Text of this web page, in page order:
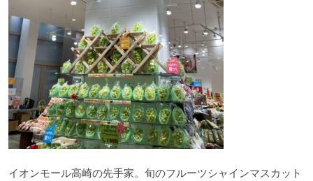
イオンモール高崎の先手家。旬のフルーツシャインマスカット